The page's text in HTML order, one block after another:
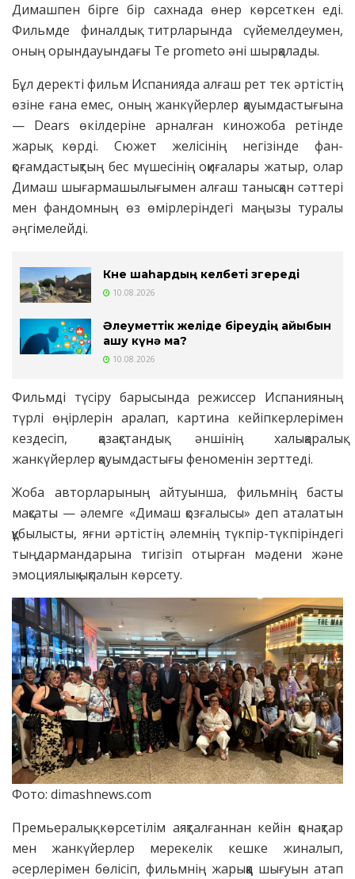
Димашпен бірге бір сахнада өнер көрсеткен еді.
Фильмде финалдық титрларында сүйемелдеумен,
оның орындауындағы Te prometo әні шырқалады.
Бұл деректі фильм Испанияда алғаш рет тек әртістің
өзіне ғана емес, оның жанкүйерлер қауымдастығына
— Dears өкілдеріне арналған киножоба ретінде
жарық көрді. Сюжет желісінің негізінде фан-
қоғамдастықтың бес мүшесінің оқиғалары жатыр, олар
Димаш шығармашылығымен алғаш танысқан сәттері
мен фандомның өз өмірлеріндегі маңызы туралы
әңгімелейді.
Көне шаһардың келбеті өзгереді
10.08.2026
Әлеуметтік желіде біреудің айыбын
ашу күнә ма?
10.08.2026
Фильмді түсіру барысында режиссер Испанияның
түрлі өңірлерін аралап, картина кейіпкерлерімен
кездесіп, қазақстандық әншінің халықаралық
жанкүйерлер қауымдастығы феноменін зерттеді.
Жоба авторларының айтуынша, фильмнің басты
мақсаты — әлемге «Димаш қозғалысы» деп аталатын
құбылысты, яғни әртістің әлемнің түкпір-түкпіріндегі
тыңдармандарына тигізіп отырған мәдени және
эмоциялық ықпалын көрсету.
Фото: dimashnews.com
Премьералық көрсетілім аяқталғаннан кейін қонақтар
мен жанкүйерлер мерекелік кешке жиналып,
әсерлерімен бөлісіп, фильмнің жарыққа шығуын атап